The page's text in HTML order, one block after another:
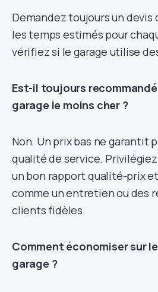
Demandez toujours un
les temps estimés pour
vérifiez si le garage utilise
Est-il toujours
garage le moins cher ?
Non. Un prix bas ne garantit
qualité de service.
un bon rapport qualité-prix
comme un entretien ou des
clients fidèles.
Comment économiser sur
garage ?